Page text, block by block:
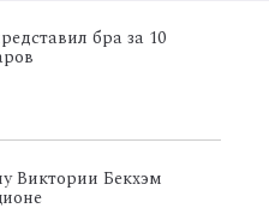
бра за 10
Виктории Бекхэм